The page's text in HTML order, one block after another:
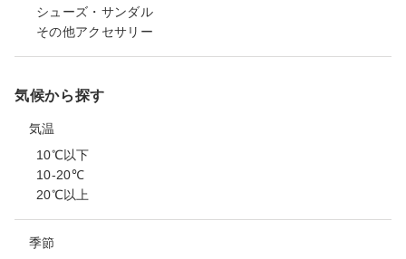
シューズ・サンダル
その他アクセサリー
気候から探す
気温
10℃以下
10-20℃
20℃以上
季節